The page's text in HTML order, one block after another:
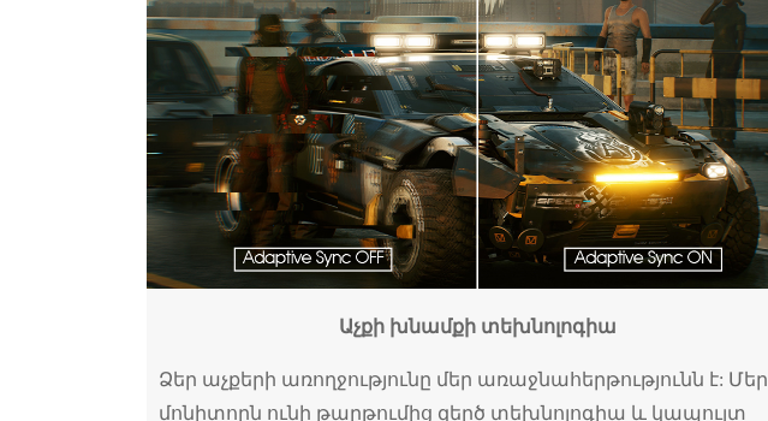
Աչքի խնամքի տեխնոլոգիա
Ձեր աչքերի առողջությունը մեր առաջնահերթությունն է: Մեր
մոնիտորն ունի թարթումից զերծ տեխնոլոգիա և կապույտ